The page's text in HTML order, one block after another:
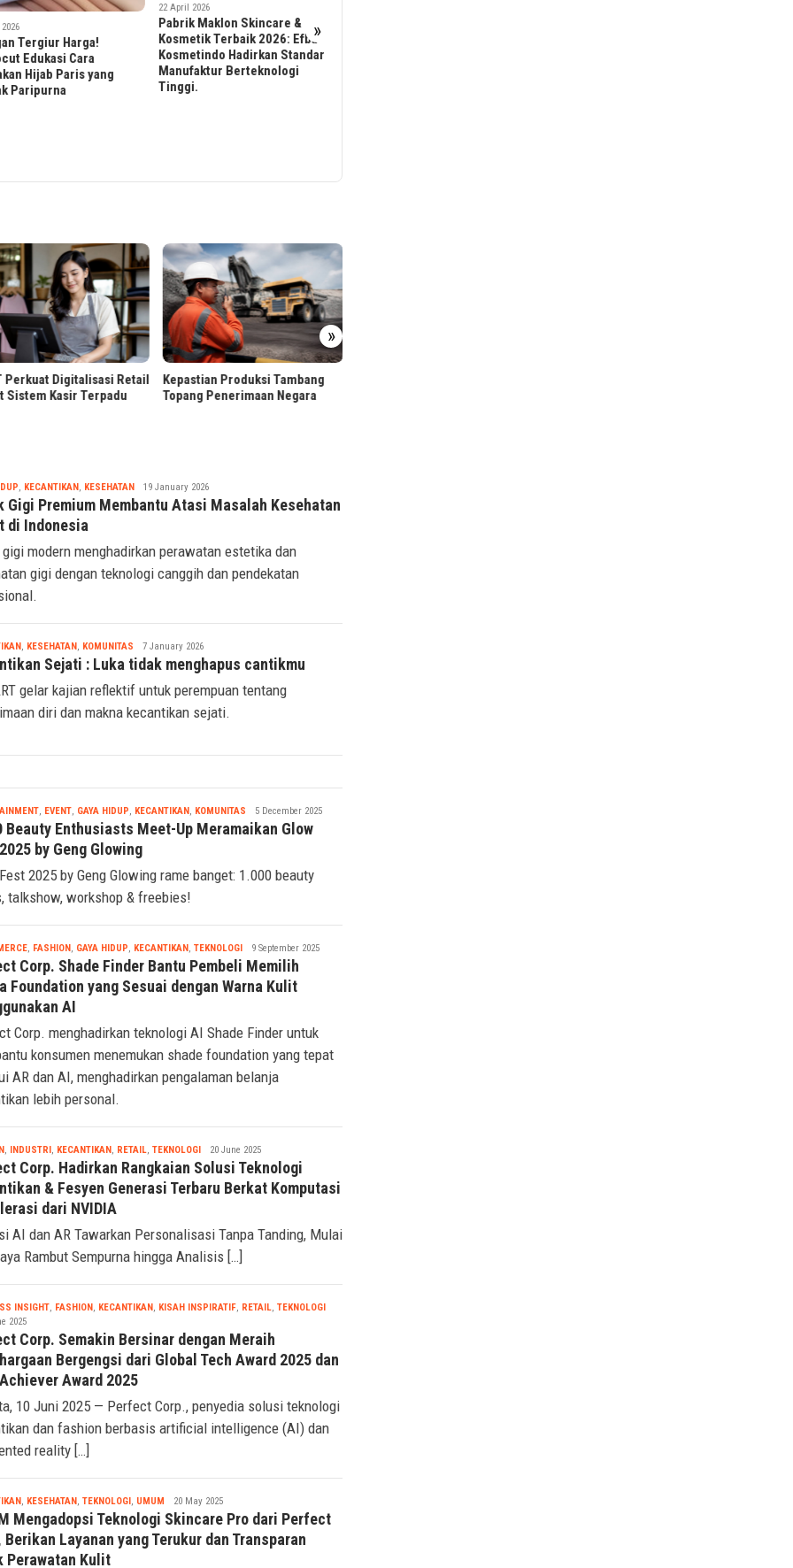
»
2026
Maklon Skincare &
Terbaik 2026: Efba
Hadirkan Standar
Berteknologi
14 April 2026
Pink Rabbit Lens Tawarkan
Softlens Nyaman dan Aman,
Jawab Kebutuhan Konsumen
»
Produksi Tambang
Penerimaan Negara
Lengkap Tanda Tangan Digital
untuk Bisnis
, KECANTIKAN , KESEHATANTsaqif
Ridwan
19 January 2026
Gigi Premium Membantu Atasi Masalah Kesehatan
di Indonesia
modern menghadirkan perawatan estetika dan
gigi dengan teknologi canggih dan pendekatan
, KESEHATAN , KOMUNITAS Tsaqif
Ridwan
7 January 2026
Sejati : Luka tidak menghapus cantikmu
gelar kajian reflektif untuk perempuan tentang
diri dan makna kecantikan sejati.
, EVENT, GAYA HIDUP, KECANTIKAN , KOMUNITAS Tsaqif
Ridwan
5 December 2025
Beauty Enthusiasts Meet-Up Meramaikan Glow
by Geng Glowing
2025 by Geng Glowing rame banget: 1.000 beauty
talkshow, workshop & freebies!
, FASHION , GAYA HIDUP, KECANTIKAN , TEKNOLOGITsaqif
Ridwan
9 September 2025
Corp. Shade Finder Bantu Pembeli Memilih
Foundation yang Sesuai dengan Warna Kulit
AI
Corp. menghadirkan teknologi AI Shade Finder untuk
konsumen menemukan shade foundation yang tepat
AR dan AI, menghadirkan pengalaman belanja
lebih personal.
, INDUSTRI , KECANTIKAN , RETAIL, TEKNOLOGITsaqif
Ridwan
20 June 2025
Corp. Hadirkan Rangkaian Solusi Teknologi
& Fesyen Generasi Terbaru Berkat Komputasi
dari NVIDIA
AI dan AR Tawarkan Personalisasi Tanpa Tanding, Mulai
Rambut Sempurna hingga Analisis […]
INSIGHT, FASHION , KECANTIKAN , KISAH INSPIRATIF, RETAIL, TEKNOLOGITsaqif
2025
Corp. Semakin Bersinar dengan Meraih
Bergengsi dari Global Tech Award 2025 dan
Achiever Award 2025
10 Juni 2025 — Perfect Corp., penyedia solusi teknologi
dan fashion berbasis artificial intelligence (AI) dan
reality […]
, KESEHATAN , TEKNOLOGI , UMUM Tsaqif
Ridwan
20 May 2025
Mengadopsi Teknologi Skincare Pro dari Perfect
Berikan Layanan yang Terukur dan Transparan
Perawatan Kulit